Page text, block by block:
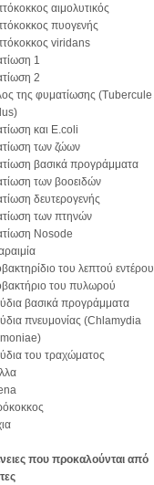
αιμολυτικός
πυογενής
viridans
1
2
της φυματίωσης (Tubercule
και E.coli
των ζώων
βασικά προγράμματα
των βοοειδών
δευτερογενής
των πτηνών
Nosode
του λεπτού εντέρου
του πυλωρού
βασικά προγράμματα
πνευμονίας (Chlamydia
του τραχώματος
που προκαλούνται από